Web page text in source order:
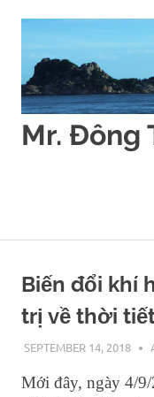
content
Mr. Đông
Quyết
môi
trường
(Environmental
Decision
Making)
Biến đổi khí
trị về thời
SEPTEMBER 14, 2018
Mới đây, ngày 4/